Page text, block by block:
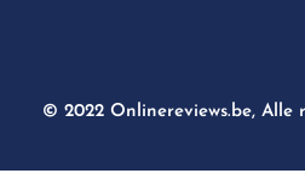
© 2022 Onlinereviews.be, Alle